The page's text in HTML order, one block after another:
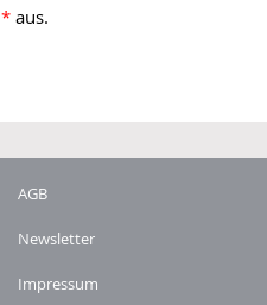
* aus.
AGB
Newsletter
Impressum